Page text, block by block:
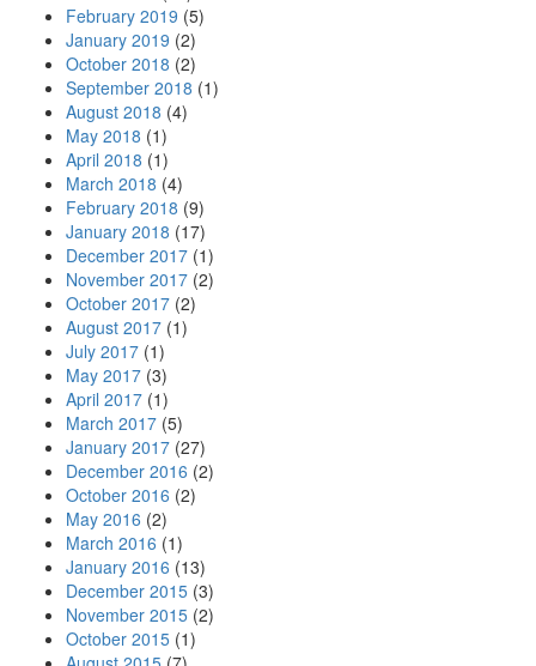
February 2019 (5)
January 2019 (2)
October 2018 (2)
September 2018 (1)
August 2018 (4)
May 2018 (1)
April 2018 (1)
March 2018 (4)
February 2018 (9)
January 2018 (17)
December 2017 (1)
November 2017 (2)
October 2017 (2)
August 2017 (1)
July 2017 (1)
May 2017 (3)
April 2017 (1)
March 2017 (5)
January 2017 (27)
December 2016 (2)
October 2016 (2)
May 2016 (2)
March 2016 (1)
January 2016 (13)
December 2015 (3)
November 2015 (2)
October 2015 (1)